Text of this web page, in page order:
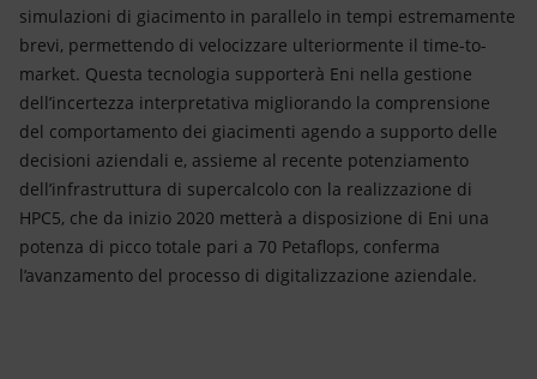
simulazioni di giacimento in parallelo in tempi estremamente
brevi, permettendo di velocizzare ulteriormente il time-to-
market. Questa tecnologia supporterà Eni nella gestione
dell’incertezza interpretativa migliorando la comprensione
del comportamento dei giacimenti agendo a supporto delle
decisioni aziendali e, assieme al recente potenziamento
dell’infrastruttura di supercalcolo con la realizzazione di
HPC5, che da inizio 2020 metterà a disposizione di Eni una
potenza di picco totale pari a 70 Petaflops, conferma
l’avanzamento del processo di digitalizzazione aziendale.